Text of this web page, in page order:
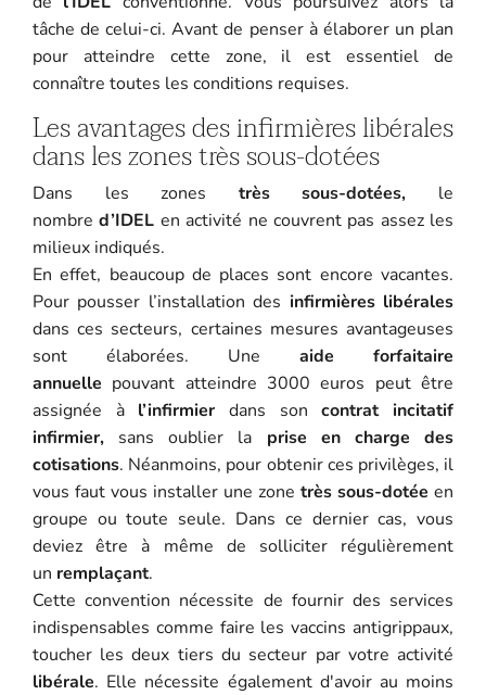
tâche de celui-ci. Avant de penser à élaborer un plan
pour atteindre cette zone, il est essentiel de
connaître toutes les conditions requises.
Les avantages des infirmières libérales
dans les zones très sous-dotées
Dans les zones très sous-dotées, le
nombred’IDEL en activité ne couvrent pas assez les
milieux indiqués.
En effet, beaucoup de places sont encore vacantes.
Pour pousser l’installation des infirmières libérales
dans ces secteurs, certaines mesures avantageuses
sont élaborées. Uneaide forfaitaire
annuelle pouvant atteindre 3000 euros peut être
assignée à l’infirmier dans soncontrat incitatif
infirmier,sans oublier la prise en charge des
cotisations. Néanmoins, pour obtenir ces privilèges, il
vous faut vous installer une zonetrès sous-dotée en
groupe ou toute seule. Dans ce dernier cas, vous
deviez être à même de solliciter régulièrement
un remplaçant.
Cette convention nécessite de fournir des services
indispensables comme faire les vaccins antigrippaux,
toucher les deux tiers du secteur par votre activité
libérale. Elle nécessite également d'avoir au moins